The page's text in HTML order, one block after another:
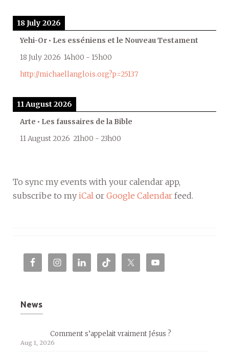
18 July 2026
Yehi-Or • Les esséniens et le Nouveau Testament
18 July 2026 14h00 - 15h00
http://michaellanglois.org?p=25137
11 August 2026
Arte • Les faussaires de la Bible
11 August 2026 21h00 - 23h00
To sync my events with your calendar app,
subscribe to my iCal or Google Calendar feed.
News
Comment s’appelait vraiment Jésus ?
Aug 1, 2026